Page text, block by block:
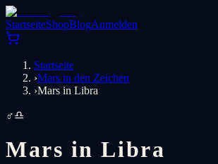
StartseiteShopBlogAnmelden
Startseite
›Mars in den Zeichen
›Mars in Libra
♂♎
Mars inLibra